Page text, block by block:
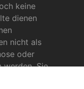
keine
dienen
nicht als
oder
werden. Sie